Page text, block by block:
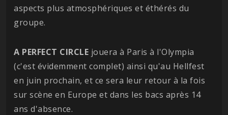
aspects plus atmosphériques et éthérés du
groupe.
A PERFECT CIRCLE jouera à Paris à l'Olympia
(c'est évidemment complet) ainsi qu'au Hellfest
en juin prochain, et ce sera leur retour à la fois
sur scène en Europe et dans les bacs après 14
ans d'absence.